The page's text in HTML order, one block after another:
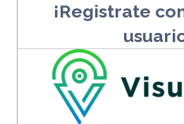
¡Registrate